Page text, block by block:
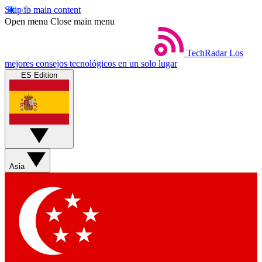
Skip to main content
Open menu Close main menu
TechRadar Los
mejores consejos tecnológicos en un solo lugar
ES Edition
Asia